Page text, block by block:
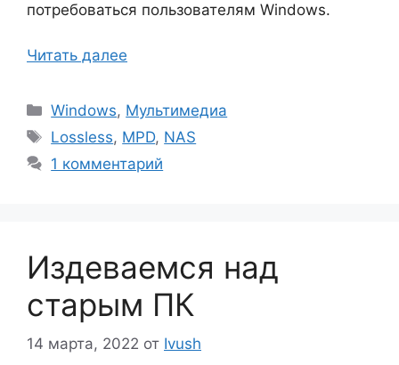
потребоваться пользователям Windows.
Читать далее
Рубрики
Windows, Мультимедиа
Метки
Lossless, MPD, NAS
1 комментарий
Издеваемся над
старым ПК
14 марта, 2022 от Ivush